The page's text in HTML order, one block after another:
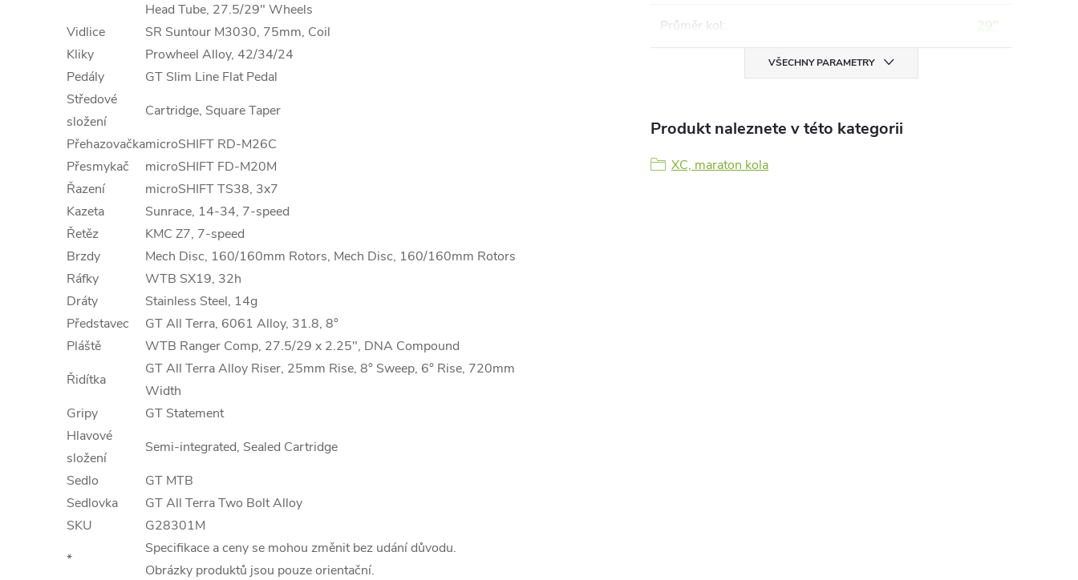
Head Tube, 27.5/29" Wheels
Vidlice
SR Suntour M3030, 75mm, Coil
Kliky
Prowheel Alloy, 42/34/24
Pedály
GT Slim Line Flat Pedal
Středové
složení
Cartridge, Square Taper
PřehazovačkamicroSHIFT RD-M26C
Přesmykač
microSHIFT FD-M20M
Řazení
microSHIFT TS38, 3x7
Kazeta
Sunrace, 14-34, 7-speed
Řetěz
KMC Z7, 7-speed
Brzdy
Mech Disc, 160/160mm Rotors, Mech Disc, 160/160mm Rotors
Ráfky
WTB SX19, 32h
Dráty
Stainless Steel, 14g
Představec
GT All Terra, 6061 Alloy, 31.8, 8°
Pláště
WTB Ranger Comp, 27.5/29 x 2.25", DNA Compound
Řidítka
GT All Terra Alloy Riser, 25mm Rise, 8° Sweep, 6° Rise, 720mm
Width
Gripy
GT Statement
Hlavové
složení
Semi-integrated, Sealed Cartridge
Sedlo
GT MTB
Sedlovka
GT All Terra Two Bolt Alloy
SKU
G28301M
*
Specifikace a ceny se mohou změnit bez udání důvodu.
Obrázky produktů jsou pouze orientační.
Průměr kol: 29"
VŠECHNY PARAMETRY
Produkt naleznete v této kategorii
XC, maraton kola